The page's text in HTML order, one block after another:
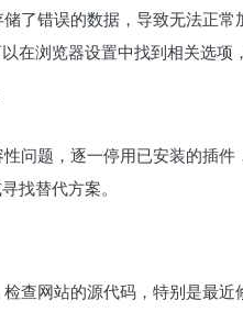
了错误的数据，导致无法正
在浏览器设置中找到相关选项
问题，逐一停用已安装的插
找替代方案。
查网站的源代码，特别是最